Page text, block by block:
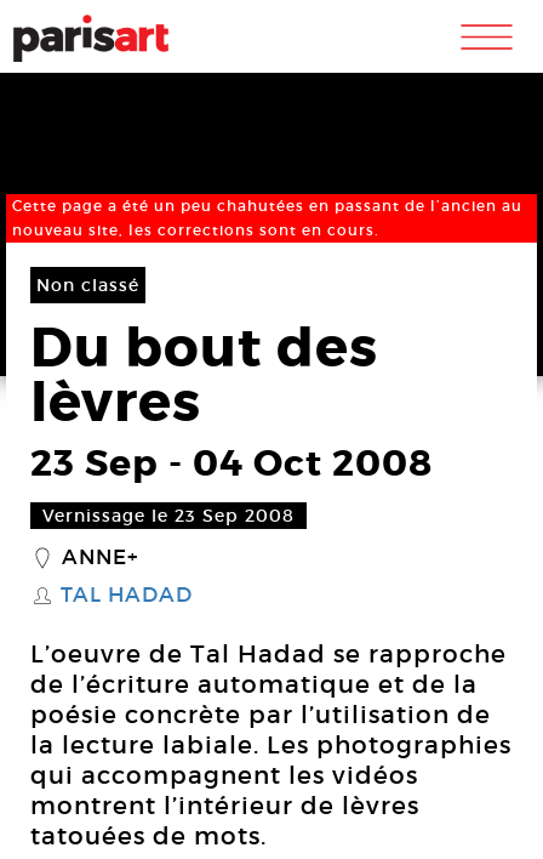
m
Cette page a été un peu chahutées en passant de l’ancien au
nouveau site, les corrections sont en cours.
Non classé
Du bout des
lèvres
23 Sep - 04 Oct 2008
Vernissage le 23 Sep 2008
_ ANNE+
S TAL HADAD
L’oeuvre de Tal Hadad se rapproche
de l’écriture automatique et de la
poésie concrète par l’utilisation de
la lecture labiale. Les photographies
qui accompagnent les vidéos
montrent l’intérieur de lèvres
tatouées de mots.